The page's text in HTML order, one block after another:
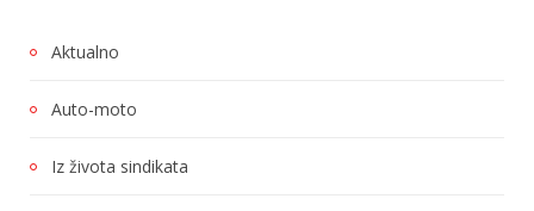
Aktualno
Auto-moto
Iz života sindikata